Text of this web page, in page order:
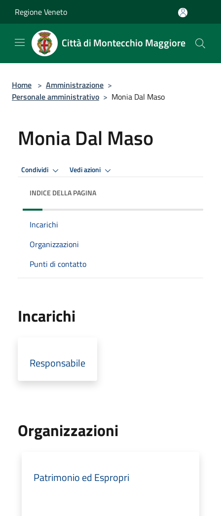
Regione Veneto
Città di Montecchio Maggiore
Home > Amministrazione >
Personale amministrativo > Monia Dal Maso
Monia Dal Maso
Condividi Vedi azioni
INDICE DELLA PAGINA
Incarichi
Organizzazioni
Punti di contatto
Incarichi
Responsabile
Organizzazioni
Patrimonio ed Espropri